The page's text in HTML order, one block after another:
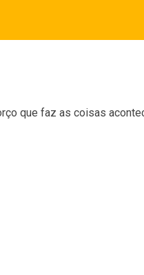
que faz as coisas